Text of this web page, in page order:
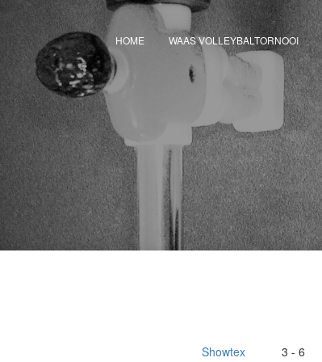
HOME WAAS VOLLEYBALTORNOOI
Showtex 3 - 6